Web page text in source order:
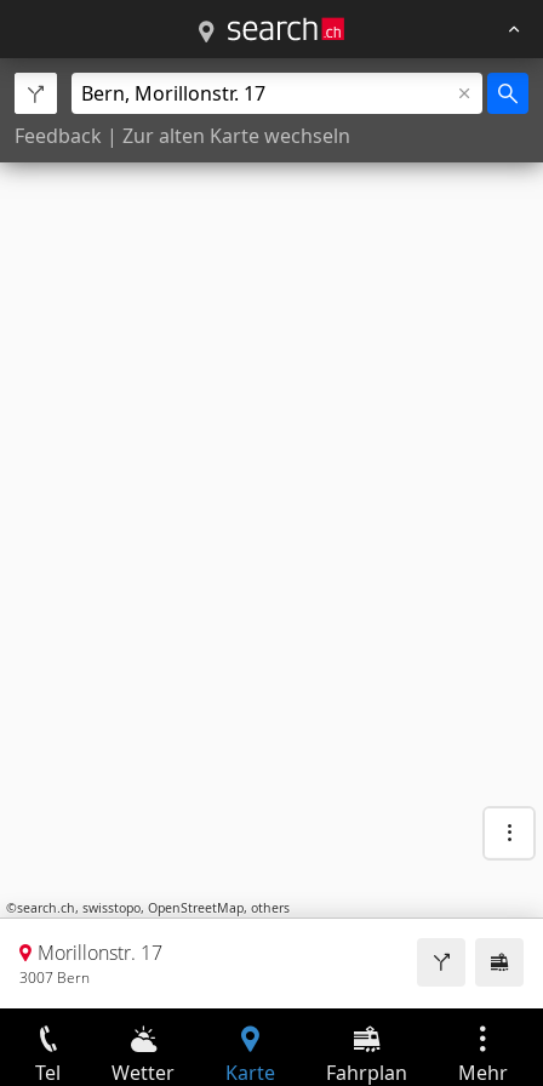
Feedback | Zur alten Karte wechseln
©search.ch, swisstopo, OpenStreetMap, others
Morillonstr. 17
3007 Bern
Tel Wetter Karte Fahrplan Mehr